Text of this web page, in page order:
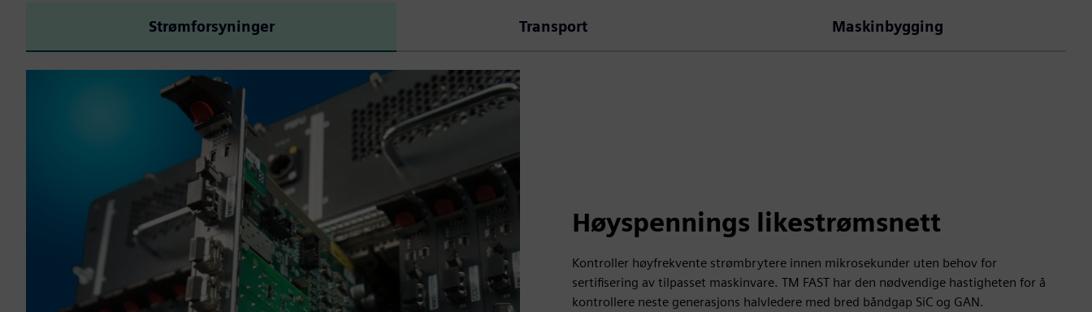
Strømforsyninger Transport Maskinbygging
Høyspennings likestrømsnett
Kontroller høyfrekvente strømbrytere innen mikrosekunder uten behov for
sertifisering av tilpasset maskinvare. TM FAST har den nødvendige hastigheten for å
kontrollere neste generasjons halvledere med bred båndgap SiC og GAN.